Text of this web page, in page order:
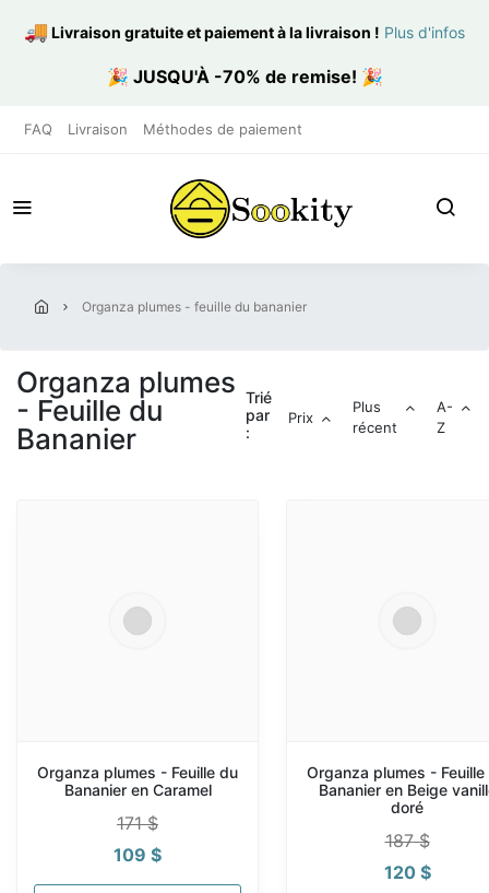
🚚 Livraison gratuite et paiement à la livraison ! Plus d'infos
🎉 JUSQU'À -70% de remise! 🎉
FAQ Livraison Méthodes de paiement
organza plumes - feuille du bananier
Organza plumes
- Feuille du
Bananier
Trié
par
:
Prix
Plus
récent
A-
Z
Organza plumes - Feuille du
Bananier en Caramel
171$
109 $
Organza plumes - Feuille
Bananier en Beige
doré
187$
120$